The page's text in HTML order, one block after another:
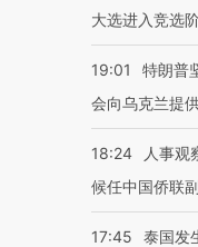
大选进入竞选
19:01
特朗普
会向乌克兰提
18:24
人事观
候任中国侨联
17:45
泰国发